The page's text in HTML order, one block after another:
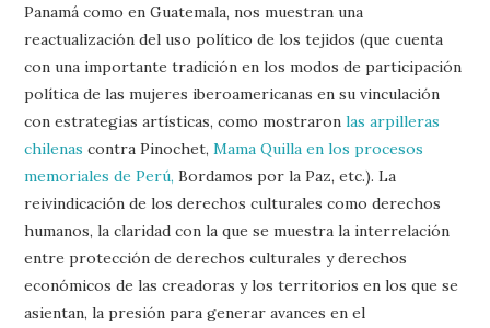
Panamá como en Guatemala, nos muestran una
reactualización del uso político de los tejidos (que cuenta
con una importante tradición en los modos de participación
política de las mujeres iberoamericanas en su vinculación
con estrategias artísticas, como mostraronlas arpilleras
chilenas contra Pinochet, Mama Quilla en los procesos
memoriales de Perú, Bordamos por la Paz, etc.). La
reivindicación de los derechos culturales como derechos
humanos, la claridad con la que se muestra la interrelación
entre protección de derechos culturales y derechos
económicos de las creadoras y los territorios en los que se
asientan, la presión para generar avances en el